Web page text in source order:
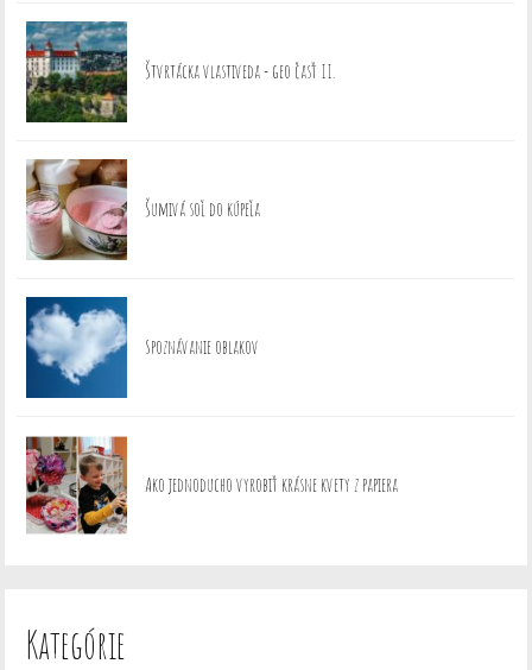
Štvrtácka vlastiveda - geo časť II.
Šumivá soľ do kúpeľa
Spoznávanie oblakov
Ako jednoducho vyrobiť krásne kvety z papiera
Kategórie